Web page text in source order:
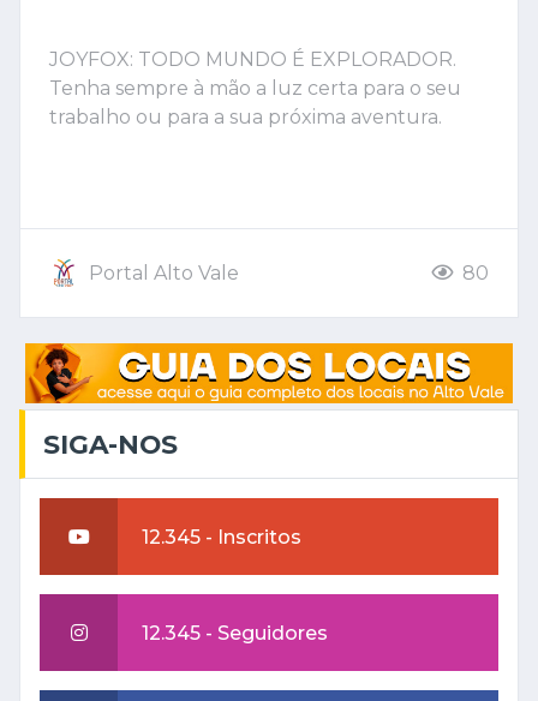
JOYFOX: TODO MUNDO É EXPLORADOR.
Tenha sempre à mão a luz certa para o seu
trabalho ou para a sua próxima aventura.
Portal Alto Vale 80
SIGA-NOS
12.345 - Inscritos
12.345 - Seguidores